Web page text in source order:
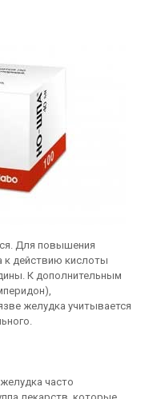
Для повышения
к действию кислоты
К дополнительным
желудка учитывается
часто